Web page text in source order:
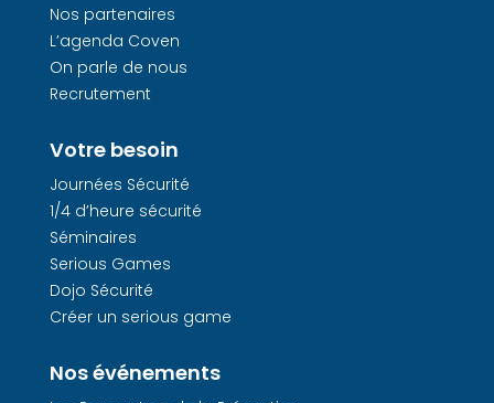
Nos partenaires
L’agenda Coven
On parle de nous
Recrutement
Votre besoin
Journées Sécurité
1/4 d’heure sécurité
Séminaires
Serious Games
Dojo Sécurité
Créer un serious game
Nos événements